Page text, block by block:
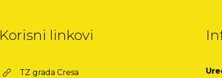
Korisni linkovi
TZ grada Cresa